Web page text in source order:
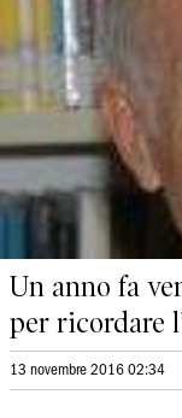
Un anno fa
per ricordare
13 novembre 2016 02:34